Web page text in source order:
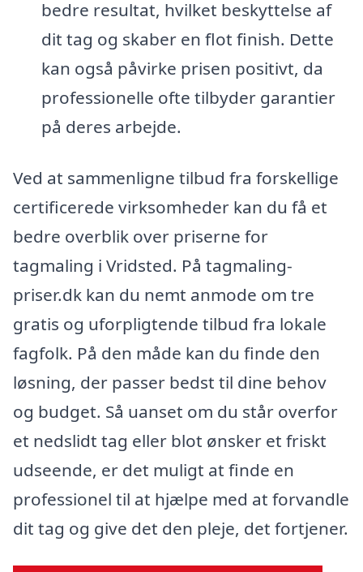
bedre resultat, hvilket beskyttelse af
dit tag og skaber en flot finish. Dette
kan også påvirke prisen positivt, da
professionelle ofte tilbyder garantier
på deres arbejde.
Ved at sammenligne tilbud fra forskellige
certificerede virksomheder kan du få et
bedre overblik over priserne for
tagmaling i Vridsted. På tagmaling-
priser.dk kan du nemt anmode om tre
gratis og uforpligtende tilbud fra lokale
fagfolk. På den måde kan du finde den
løsning, der passer bedst til dine behov
og budget. Så uanset om du står overfor
et nedslidt tag eller blot ønsker et friskt
udseende, er det muligt at finde en
professionel til at hjælpe med at forvandle
dit tag og give det den pleje, det fortjener.